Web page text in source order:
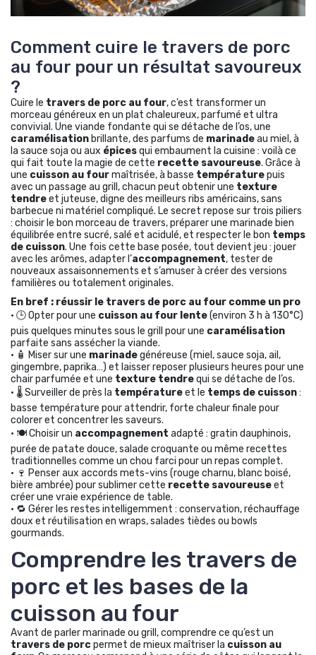
Comment cuire le travers de porc
au four pour un résultat savoureux
?
Cuire le travers de porc au four, c’est transformer un
morceau généreux en un plat chaleureux, parfumé et ultra
convivial. Une viande fondante qui se détache de l’os, une
caramélisation brillante, des parfums de marinadeau miel, à
la sauce soja ou aux épicesqui embaument la cuisine : voilà ce
qui fait toute la magie de cette recette savoureuse. Grâce à
une cuisson au fourmaîtrisée, à basse températurepuis
avec un passage au grill, chacun peut obtenir une texture
tendreet juteuse, digne des meilleurs ribs américains, sans
barbecue ni matériel compliqué. Le secret repose sur trois piliers
: choisir le bon morceau de travers, préparer une marinade bien
équilibrée entre sucré, salé et acidulé, et respecter le bon temps
de cuisson. Une fois cette base posée, tout devient jeu : jouer
avec les arômes, adapter l’accompagnement, tester de
nouveaux assaisonnements et s’amuser à créer des versions
familières ou totalement originales.
En bref : réussir le travers de porc au four comme un pro
• 🕒 Opter pour une cuisson au four lente(environ 3 h à 130°C)
puis quelques minutes sous le grill pour une caramélisation
parfaite sans assécher la viande.
• 🧴 Miser sur une marinadegénéreuse (miel, sauce soja, ail,
gingembre, paprika…) et laisser reposer plusieurs heures pour une
chair parfumée et une texture tendrequi se détache de l’os.
• 🌡 Surveiller de près la températureet le temps de cuisson:
basse température pour attendrir, forte chaleur finale pour
colorer et concentrer les saveurs.
• 🍽 Choisir un accompagnement adapté : gratin dauphinois,
purée de patate douce, salade croquante ou même recettes
traditionnelles comme un chou farci pour un repas complet.
• 🍷 Penser aux accords mets-vins (rouge charnu, blanc boisé,
bière ambrée) pour sublimer cette recette savoureuseet
créer une vraie expérience de table.
• 🔁 Gérer les restes intelligemment : conservation, réchauffage
doux et réutilisation en wraps, salades tièdes ou bowls
gourmands.
Comprendre les travers de
porc et les bases de la
cuisson au four
Avant de parler marinade ou grill, comprendre ce qu’est un
travers de porcpermet de mieux maîtriser la cuisson au